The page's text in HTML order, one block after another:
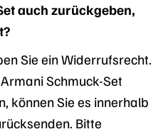
auch zurückgeben,
Sie ein Widerrufsrecht.
Schmuck-Set
können Sie es innerhalb
Bitte